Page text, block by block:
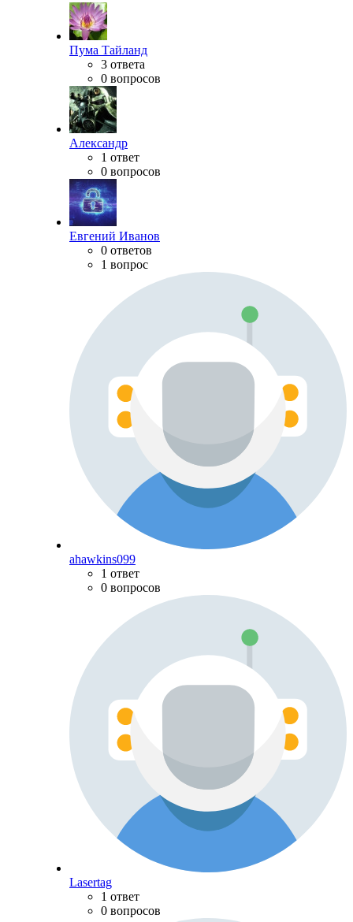
Пума Тайланд
3 ответа
0 вопросов
Александр
1 ответ
0 вопросов
Евгений Иванов
0 ответов
1 вопрос
ahawkins099
1 ответ
0 вопросов
Lasertag
1 ответ
0 вопросов